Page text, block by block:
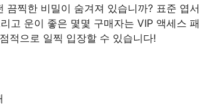
찍한 비밀이 숨겨져 있습니까? 표준 엽서
고 운이 좋은 몇몇 구매자는 VIP 액세스 패
적으로 일찍 입장할 수 있습니다!